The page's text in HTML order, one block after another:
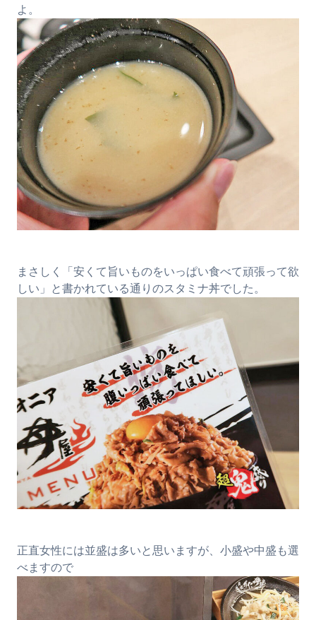
よ。
まさしく「安くて旨いものをいっぱい食べて頑張って欲
しい」と書かれている通りのスタミナ丼でした。
正直女性には並盛は多いと思いますが、小盛や中盛も選
べますので